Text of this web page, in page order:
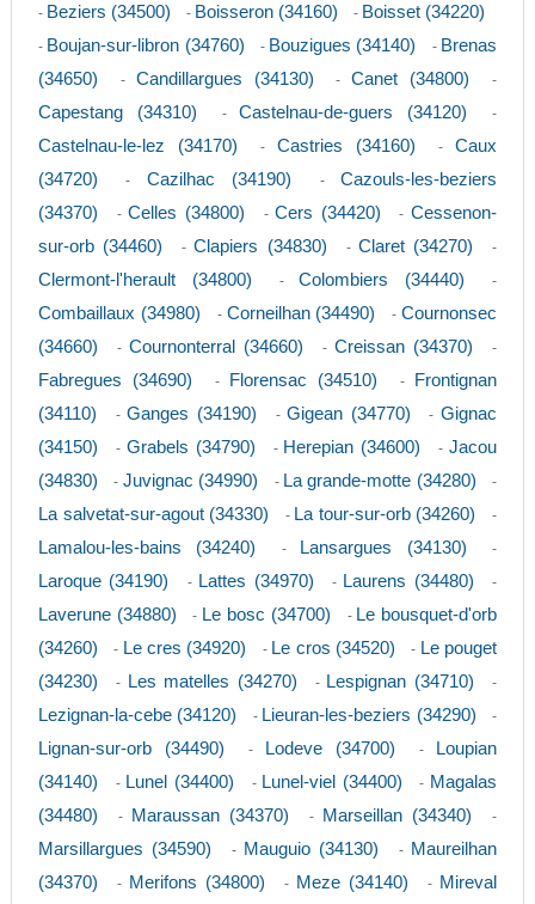
- Beziers (34500) - Boisseron (34160) - Boisset (34220)
- Boujan-sur-libron (34760) - Bouzigues (34140) - Brenas
(34650)
- Candillargues (34130) -Canet (34800) -
Capestang (34310) -Castelnau-de-guers (34120) -
Castelnau-le-lez (34170) - Castries (34160) -Caux
(34720)
- Cazilhac (34190) -Cazouls-les-beziers
(34370)
-Celles (34800) -Cers (34420) -Cessenon-
sur-orb (34460)
-Clapiers (34830) - Claret (34270) -
Clermont-l'herault (34800) -Colombiers (34440) -
Combaillaux (34980) - Corneilhan (34490) -Cournonsec
(34660)
- Cournonterral (34660) -Creissan (34370) -
Fabregues (34690) - Florensac (34510) -
Frontignan
(34110)
-Ganges (34190) -Gigean (34770) -Gignac
(34150)
- Grabels (34790) - Herepian (34600) -Jacou
(34830)
- Juvignac (34990) - La grande-motte (34280) -
La salvetat-sur-agout (34330) - La tour-sur-orb (34260) -
Lamalou-les-bains (34240) - Lansargues (34130) -
Laroque (34190) - Lattes (34970) - Laurens (34480) -
Laverune (34880) - Le bosc (34700) - Le bousquet-d'orb
(34260)
- Le cres (34920) - Le cros (34520) - Le pouget
(34230)
- Les matelles (34270) - Lespignan (34710) -
Lezignan-la-cebe (34120) - Lieuran-les-beziers (34290) -
Lignan-sur-orb (34490) - Lodeve (34700) -
Loupian
(34140)
- Lunel (34400) - Lunel-viel (34400) - Magalas
(34480)
- Maraussan (34370) - Marseillan (34340) -
Marsillargues (34590) - Mauguio (34130) - Maureilhan
(34370)
- Merifons (34800) - Meze (34140) - Mireval